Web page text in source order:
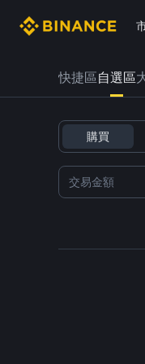
快捷區自選區
購買